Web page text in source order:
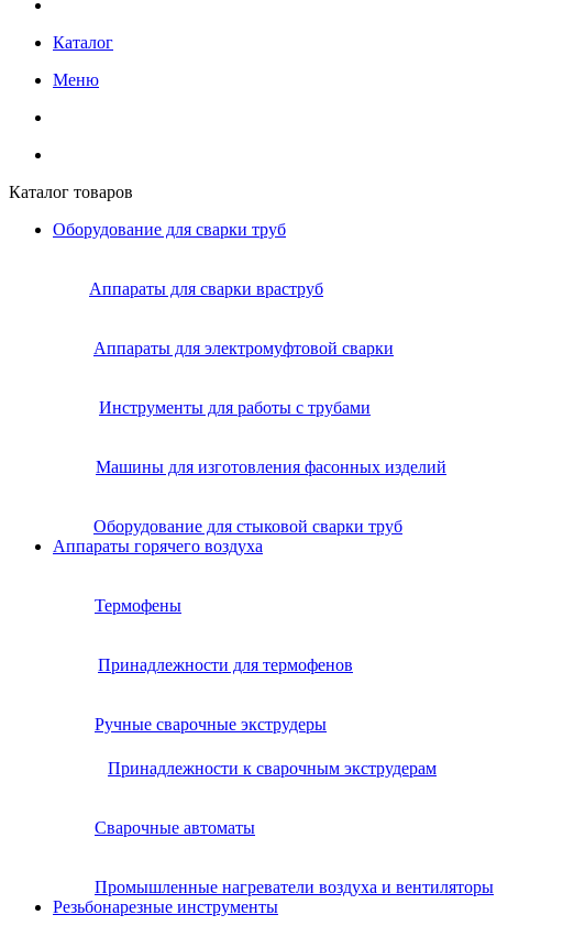
Каталог
Меню
Каталог товаров
Оборудование для сварки труб
Аппараты для сварки враструб
Аппараты для электромуфтовой сварки
Инструменты для работы с трубами
Машины для изготовления фасонных изделий
Оборудование для стыковой сварки труб
Аппараты горячего воздуха
Термофены
Принадлежности для термофенов
Ручные сварочные экструдеры
Принадлежности к сварочным экструдерам
Сварочные автоматы
Промышленные нагреватели воздуха и вентиляторы
Резьбонарезные инструменты